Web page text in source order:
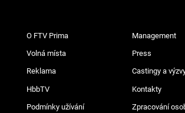
O FTV Prima Management
Volná místa Press
Reklama Castingy a
HbbTV Kontakty
Podmínky užívání Zpracování